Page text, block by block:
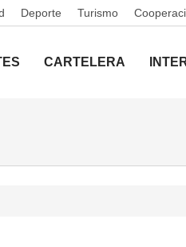
Deporte Turismo
CARTELERA